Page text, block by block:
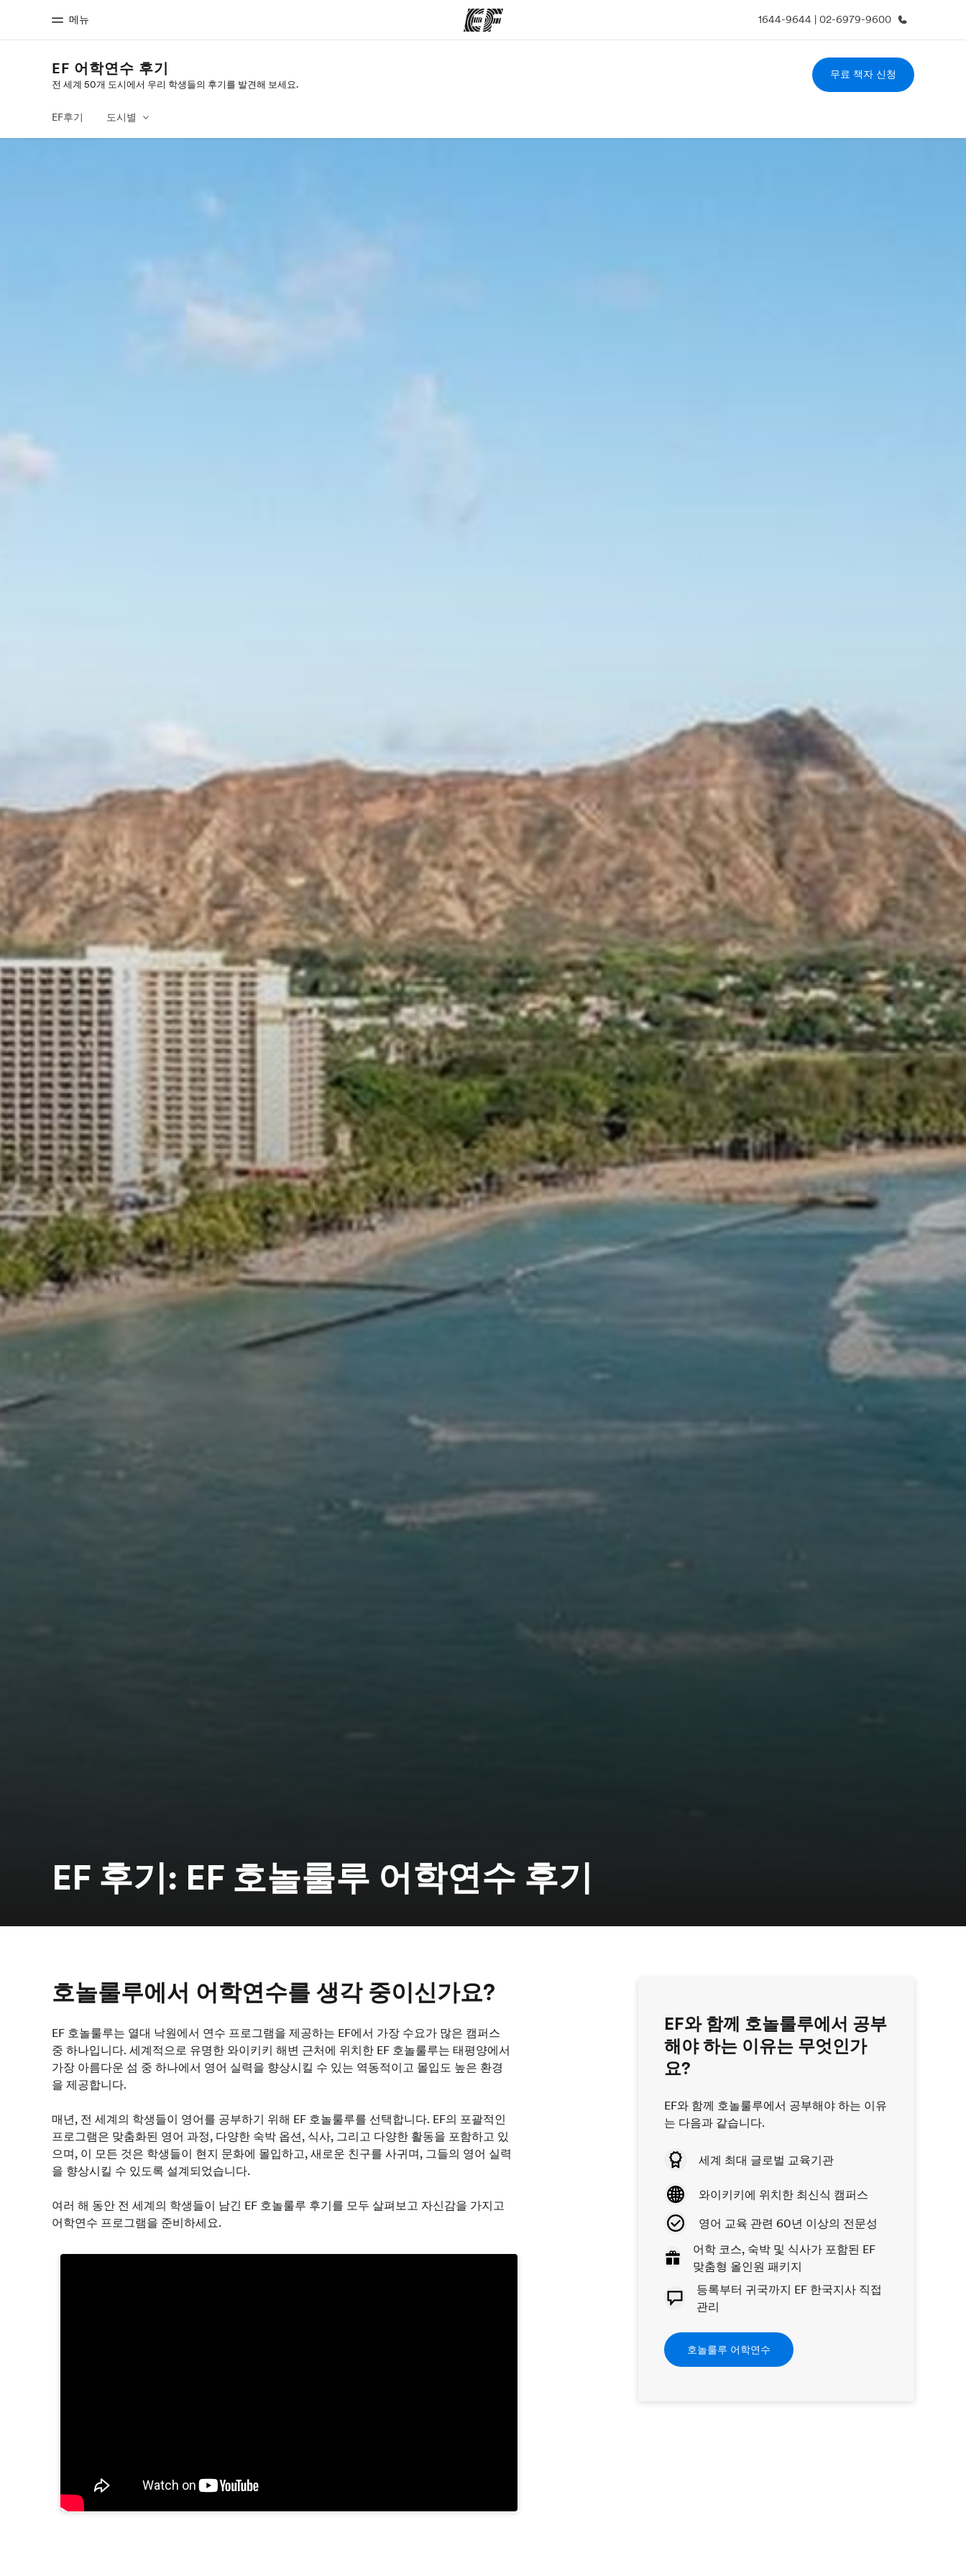
메뉴 1644-9644 | 02-6979-9600
홈
EF 둘러보기
프로그램 채용
EF 어학연수 후기
전 세계 50개 도시에서 우리 학생들의 후기를 발견해 보세요.
무료 책자 신청
EF후기 도시별
EF 후기: EF 호놀룰루 어학연수 후기
호놀룰루에서 어학연수를 생각 중이신가요?
EF 호놀룰루는 열대 낙원에서 연수 프로그램을 제공하는 EF에서 가장 수요가 많은 캠퍼스
중 하나입니다. 세계적으로 유명한 와이키키 해변 근처에 위치한 EF 호놀룰루는 태평양에서
가장 아름다운 섬 중 하나에서 영어 실력을 향상시킬 수 있는 역동적이고 몰입도 높은 환경
을 제공합니다.
매년, 전 세계의 학생들이 영어를 공부하기 위해 EF 호놀룰루를 선택합니다. EF의 포괄적인
프로그램은 맞춤화된 영어 과정, 다양한 숙박 옵션, 식사, 그리고 다양한 활동을 포함하고 있
으며, 이 모든 것은 학생들이 현지 문화에 몰입하고, 새로운 친구를 사귀며, 그들의 영어 실력
을 향상시킬 수 있도록 설계되었습니다.
여러 해 동안 전 세계의 학생들이 남긴 EF 호놀룰루 후기를 모두 살펴보고 자신감을 가지고
어학연수 프로그램을 준비하세요.
EF와 함께 호놀룰루에서 공부
해야 하는 이유는 무엇인가
요?
EF와 함께 호놀룰루에서 공부해야 하는 이유
는 다음과 같습니다.
세계 최대 글로벌 교육기관
와이키키에 위치한 최신식 캠퍼스
영어 교육 관련 60년 이상의 전문성
어학 코스, 숙박 및 식사가 포함된 EF
맞춤형 올인원 패키지
등록부터 귀국까지 EF 한국지사 직접
관리
호놀룰루 어학연수